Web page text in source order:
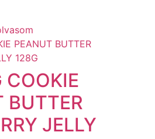
COOKIE
BUTTER
JELLY